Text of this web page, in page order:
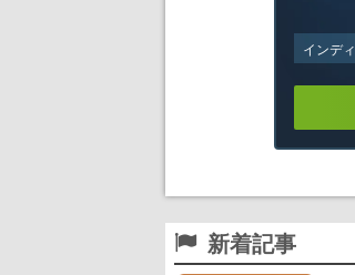
インデ
新着記事